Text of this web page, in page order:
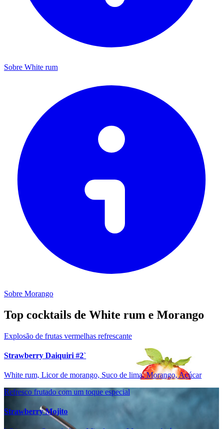
Sobre White rum
Sobre Morango
Top cocktails de White rum e Morango
Explosão de frutas vermelhas refrescante
Strawberry Daiquiri #2`
White rum, Licor de morango, Suco de lima, Morango, Açúcar
Refresco frutado com um toque especial
Strawberry Mojito